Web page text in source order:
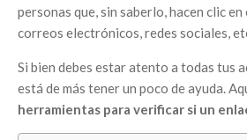
personas que, sin saberlo, hacen clic
correos electrónicos, redes sociales,
Si bien debes estar atento a todas tus
está de más tener un poco de ayuda.
herramientas para verificar si un